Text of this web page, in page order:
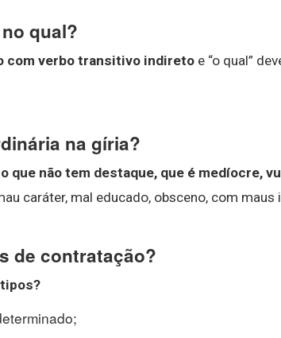
qual?
com verbo transitivo indireto e “o qual”
na gíria?
que não tem destaque, que é medíocre,
caráter, mal educado, obsceno, com maus
de contratação?
tipos?